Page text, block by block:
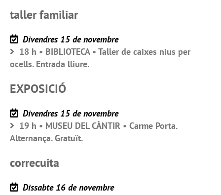
taller familiar
Divendres 15 de novembre
18 h • BIBLIOTECA • Taller de caixes nius per
ocells. Entrada lliure.
EXPOSICIÓ
Divendres 15 de novembre
19 h • MUSEU DEL CÀNTIR • Carme Porta.
Alternança. Gratuït.
correcuita
Dissabte 16 de novembre